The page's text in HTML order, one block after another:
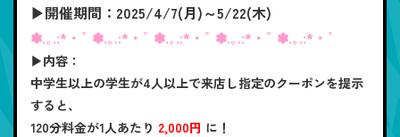
▶開催期間：2025/4/7(月)～5/22(木)
✽.｡.:*・ﾟ ✽.｡.:*・ﾟ ✽.｡.:*・ﾟ ✽.｡.:*・ﾟ ✽.｡.:*・ﾟ
▶内容：
中学生以上の学生が4人以上で来店し指定のクーポンを提示
すると、
120分料金が1人あたり 2,000円 に！